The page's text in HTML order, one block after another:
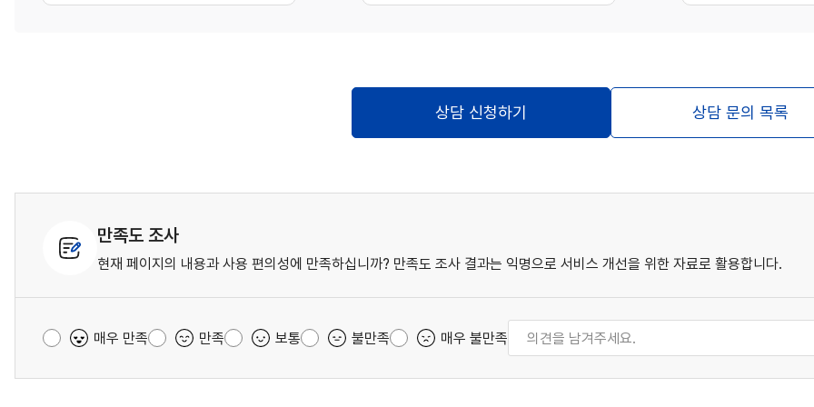
상담 신청하기 상담 문의 목록
만족도 조사
현재 페이지의 내용과 사용 편의성에 만족하십니까? 만족도 조사 결과는 익명으로 서비스 개선을 위한 자료로 활용합니다.
매우 만족 만족 보통 불만족 매우 불만족